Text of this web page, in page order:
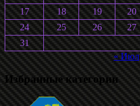
17
18 19 20
24
25 26 27
31
« Июл
Избранные категории